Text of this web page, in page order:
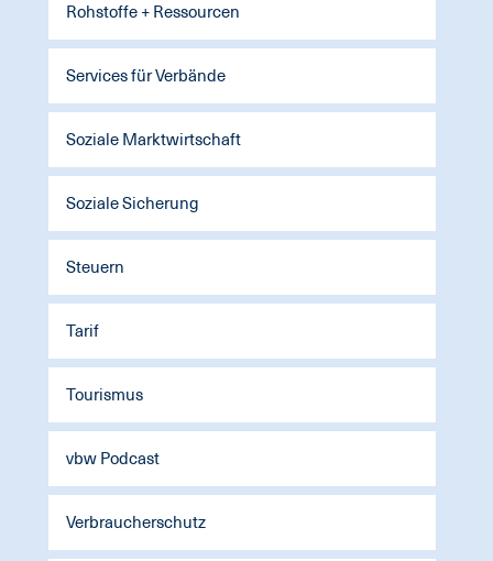
Rohstoffe + Ressourcen
Services für Verbände
Soziale Marktwirtschaft
Soziale Sicherung
Steuern
Tarif
Tourismus
vbw Podcast
Verbraucherschutz